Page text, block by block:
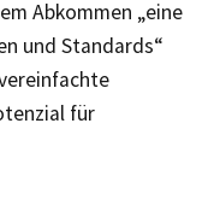
Abkommen „eine
und Standards“
für